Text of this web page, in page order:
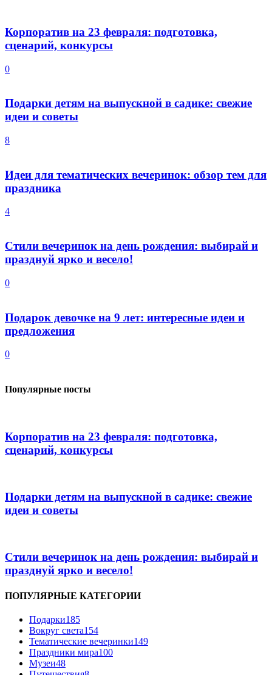
Корпоратив на 23 февраля: подготовка,
сценарий, конкурсы
0
Подарки детям на выпускной в садике: свежие
идеи и советы
8
Идеи для тематических вечеринок: обзор тем для
праздника
4
Стили вечеринок на день рождения: выбирай и
празднуй ярко и весело!
0
Подарок девочке на 9 лет: интересные идеи и
предложения
0
Популярные посты
Корпоратив на 23 февраля: подготовка,
сценарий, конкурсы
Подарки детям на выпускной в садике: свежие
идеи и советы
Стили вечеринок на день рождения: выбирай и
празднуй ярко и весело!
ПОПУЛЯРНЫЕ КАТЕГОРИИ
Подарки185
Вокруг света154
Тематические вечеринки149
Праздники мира100
Музеи48